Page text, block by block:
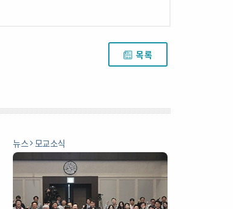
목록
뉴스 모교소식